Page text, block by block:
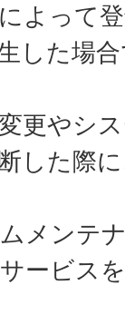
よって
した場
更やシ
した際
メンテ
ービス